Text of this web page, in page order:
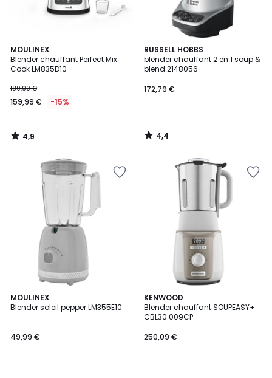
MOULINEX
Blender chauffant Perfect Mix
Cook LM835D10
€
au
de
189,99
réduction
appliquée.
189,99 €
159,99 € -15%
4,9
/ 5
4,9
/
RUSSELL HOBBS
blender chauffant 2 en 1 soup &
blend 2148056
172,79 €
4,4
/ 5
4,4
/
MOULINEX
Blender soleil pepper LM355E10
49,99 €
4
/
KENWOOD
Blender chauffant SOUPEASY+
CBL30.009CP
250,09 €
5
/
5